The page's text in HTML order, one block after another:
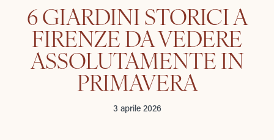
6 GIARDINI STORICI A
FIRENZE DA VEDERE
ASSOLUTAMENTE IN
PRIMAVERA
3 aprile 2026